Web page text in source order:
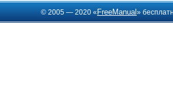
© 2005 — 2020 « FreeManual»